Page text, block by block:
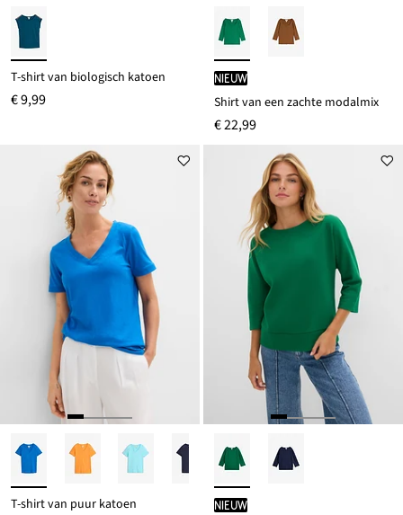
T-shirt van biologisch katoen
€ 9,99
Nieuw
Shirt van een zachte modalmix
€ 22,99
T-shirt van puur katoen Nieuw